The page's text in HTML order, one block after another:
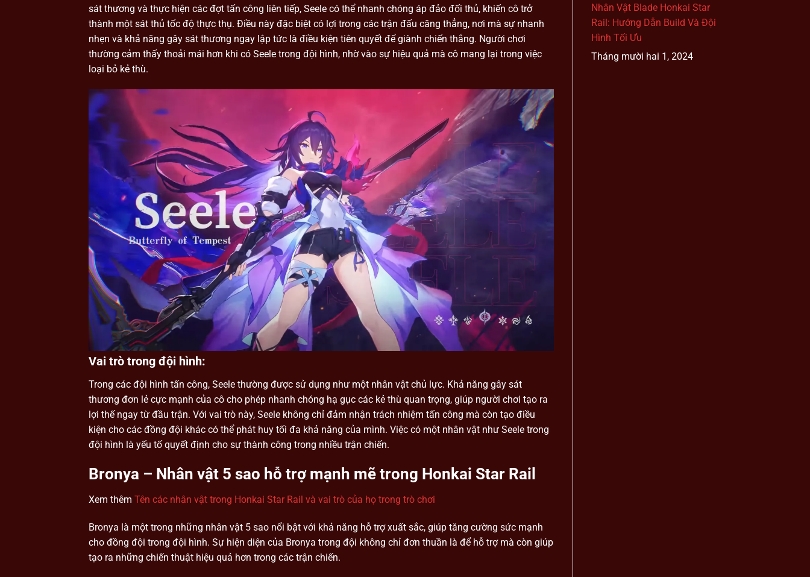
sát thương và thực hiện các đợt tấn công liên tiếp, Seele có thể nhanh chóng áp đảo đối thủ, khiến cô trở
thành một sát thủ tốc độ thực thụ. Điều này đặc biệt có lợi trong các trận đấu căng thẳng, nơi mà sự nhanh
nhẹn và khả năng gây sát thương ngay lập tức là điều kiện tiên quyết để giành chiến thắng. Người chơi
thường cảm thấy thoải mái hơn khi có Seele trong đội hình, nhờ vào sự hiệu quả mà cô mang lại trong việc
loại bỏ kẻ thù.
Vai trò trong đội hình:
Trong các đội hình tấn công, Seele thường được sử dụng như một nhân vật chủ lực. Khả năng gây sát
thương đơn lẻ cực mạnh của cô cho phép nhanh chóng hạ gục các kẻ thù quan trọng, giúp người chơi tạo ra
lợi thế ngay từ đầu trận. Với vai trò này, Seele không chỉ đảm nhận trách nhiệm tấn công mà còn tạo điều
kiện cho các đồng đội khác có thể phát huy tối đa khả năng của mình. Việc có một nhân vật như Seele trong
đội hình là yếu tố quyết định cho sự thành công trong nhiều trận chiến.
Bronya – Nhân vật 5 sao hỗ trợ mạnh mẽ trong Honkai Star Rail
Xem thêm Tên các nhân vật trong Honkai Star Rail và vai trò của họ trong trò chơi
Bronya là một trong những nhân vật 5 sao nổi bật với khả năng hỗ trợ xuất sắc, giúp tăng cường sức mạnh
cho đồng đội trong đội hình. Sự hiện diện của Bronya trong đội không chỉ đơn thuần là để hỗ trợ mà còn giúp
tạo ra những chiến thuật hiệu quả hơn trong các trận chiến.
Nhân Vật Blade Honkai Star
Rail: Hướng Dẫn Build Và Đội
Hình Tối Ưu
Tháng mười hai 1, 2024